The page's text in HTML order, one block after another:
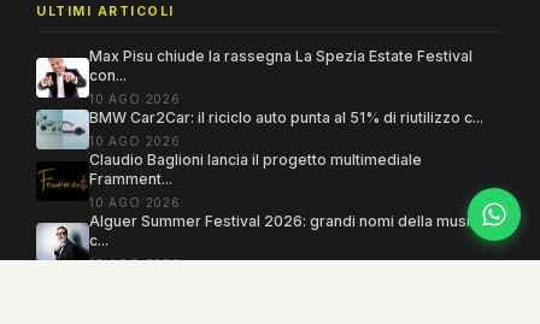
ULTIMI ARTICOLI
Max Pisu chiude la rassegna La Spezia Estate Festival
con...
10 AGO 2026
BMW Car2Car: il riciclo auto punta al 51% di riutilizzo c...
10 AGO 2026
Claudio Baglioni lancia il progetto multimediale
Framment...
10 AGO 2026
Alguer Summer Festival 2026: grandi nomi della musica e
c...
10 AGO 2026